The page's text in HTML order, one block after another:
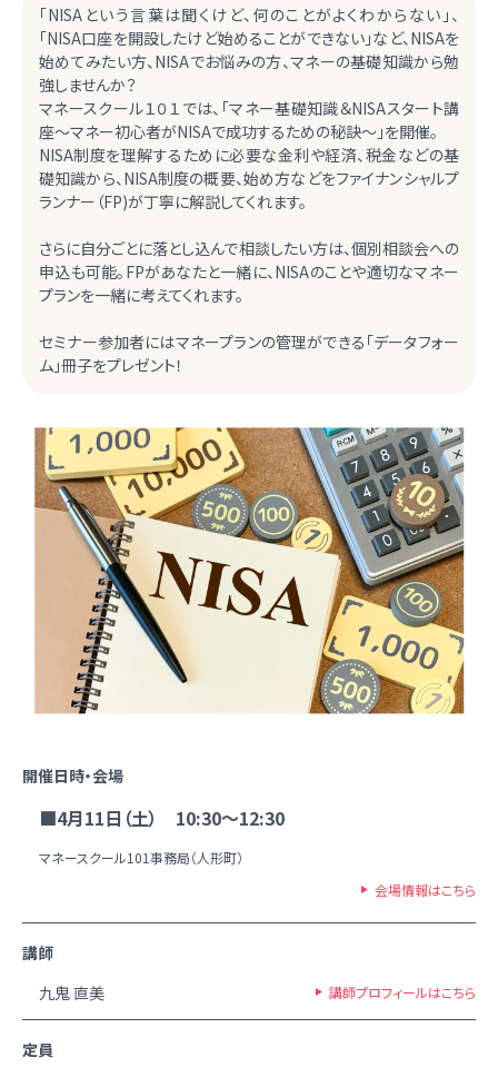
「NISAという言葉は聞くけど、何のことがよくわからない」、
「NISA口座を開設したけど始めることができない」など、NISAを
始めてみたい方、NISAでお悩みの方、マネーの基礎知識から勉
強しませんか？
マネースクール１０１では、「マネー基礎知識＆NISAスタート講
座～マネー初心者がNISAで成功するための秘訣～」を開催。
NISA制度を理解するために必要な金利や経済、税金などの基
礎知識から、NISA制度の概要、始め方などをファイナンシャルプ
ランナー（FP)が丁寧に解説してくれます。
さらに自分ごとに落とし込んで相談したい方は、個別相談会への
申込も可能。FPがあなたと一緒に、NISAのことや適切なマネー
プランを一緒に考えてくれます。
セミナー参加者にはマネープランの管理ができる「データフォー
ム」冊子をプレゼント！
開催日時・会場
■4月11日（土） 10:30～12:30
マネースクール101事務局（人形町）
会場情報はこちら
講師
九鬼 直美
講師プロフィールはこちら
定員